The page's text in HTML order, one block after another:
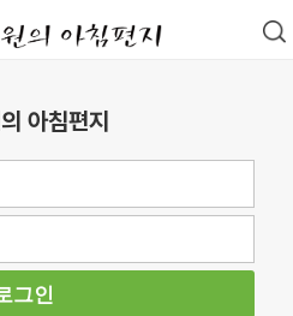
아침편지
그인